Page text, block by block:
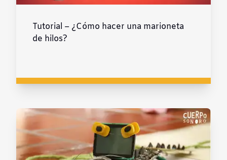
Tutorial – ¿Cómo hacer una marioneta
de hilos?